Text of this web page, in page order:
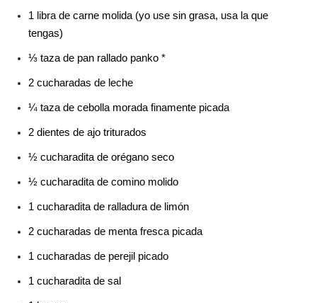
1 libra de carne molida (yo use sin grasa, usa la que
tengas)
⅓ taza de pan rallado panko *
2 cucharadas de leche
¼ taza de cebolla morada finamente picada
2 dientes de ajo triturados
½ cucharadita de orégano seco
½ cucharadita de comino molido
1 cucharadita de ralladura de limón
2 cucharadas de menta fresca picada
1 cucharadas de perejil picado
1 cucharadita de sal